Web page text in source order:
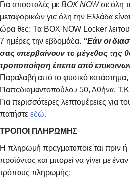
Για αποστολές με BOX NOWσε όλη
μεταφορικών για όλη την Ελλάδα
ώρα θες: Tα ΒΟΧ ΝΟW Locker
7 ημέρες την εβδομάδα. “Εάν οι
σας υπερβαίνουν το μέγεθος της
τροποποίηση έπειτα από
Παραλαβή από το φυσικό κατάστημα,
Παπαδιαμαντοπούλου 50, Αθήνα,
Για περισσότερες λεπτομέρειες για
πατήστε εδώ.
ΤΡΟΠΟΙ ΠΛΗΡΩΜΗΣ
Η πληρωμή πραγματοποιείται πριν
προϊόντος και μπορεί να γίνει με
τρόπους πληρωμής: